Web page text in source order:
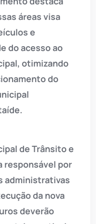
áreas visa
e
do acesso ao
otimizando
do
de Trânsito e
responsável por
administrativas
da nova
deverão